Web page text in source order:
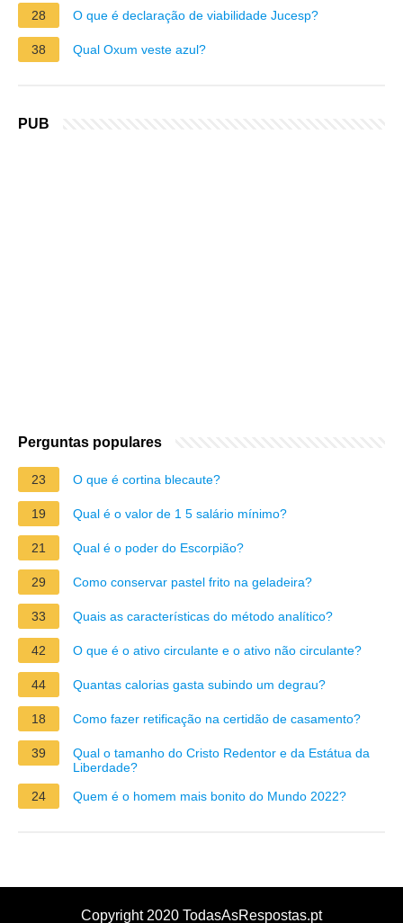
28 O que é declaração de viabilidade Jucesp?
38 Qual Oxum veste azul?
PUB
Perguntas populares
23 O que é cortina blecaute?
19 Qual é o valor de 1 5 salário mínimo?
21 Qual é o poder do Escorpião?
29 Como conservar pastel frito na geladeira?
33 Quais as características do método analítico?
42 O que é o ativo circulante e o ativo não circulante?
44 Quantas calorias gasta subindo um degrau?
18 Como fazer retificação na certidão de casamento?
39
Qual o tamanho do Cristo Redentor e da Estátua da
Liberdade?
24
Quem é o homem mais bonito do Mundo 2022?
Copyright 2020 TodasAsRespostas.pt